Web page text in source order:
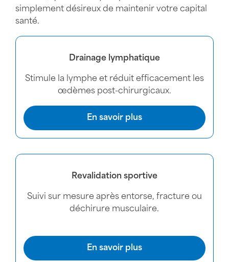
simplement désireux de maintenir votre capital
santé.
Drainage lymphatique
Stimule la lymphe et réduit efficacement les
œdèmes post-chirurgicaux.
En savoir plus
Revalidation sportive
Suivi sur mesure après entorse, fracture ou
déchirure musculaire.
En savoir plus